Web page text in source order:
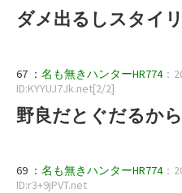
ダメ出るしスタイ
67 ： 名も無きハンターHR774：
ID:KYYUJ7Jk.net[2/2]
野良だとぐだるか
69 ： 名も無きハンターHR774：
ID:r3+9jPVT.net